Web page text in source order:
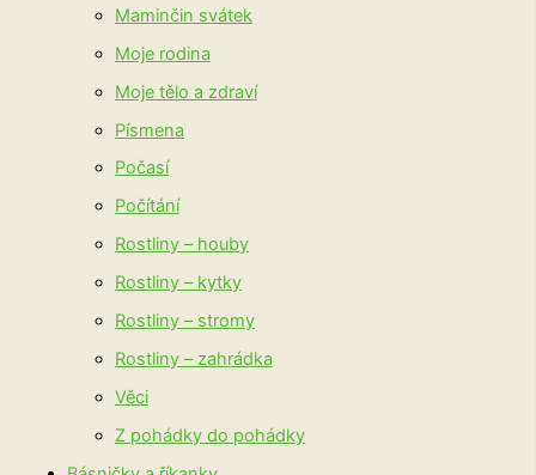
Maminčin svátek
Moje rodina
Moje tělo a zdraví
Písmena
Počasí
Počítání
Rostliny – houby
Rostliny – kytky
Rostliny – stromy
Rostliny – zahrádka
Věci
Z pohádky do pohádky